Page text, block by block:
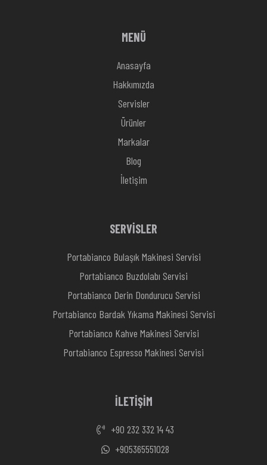
MENÜ
Anasayfa
Hakkımızda
Servisler
Ürünler
Markalar
Blog
İletişim
SERVİSLER
Portabianco Bulaşık Makinesi Servisi
Portabianco Buzdolabı Servisi
Portabianco Derin Dondurucu Servisi
Portabianco Bardak Yıkama Makinesi Servisi
Portabianco Kahve Makinesi Servisi
Portabianco Espresso Makinesi Servisi
İLETİŞİM
+90 232 332 14 43
+905365551028